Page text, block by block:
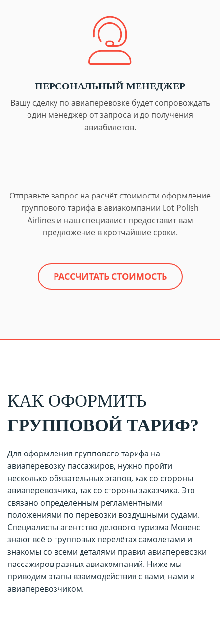
ПЕРСОНАЛЬНЫЙ МЕНЕДЖЕР
Вашу сделку по авиаперевозке будет сопровождать
один менеджер от запроса и до получения
авиабилетов.
Отправьте запрос на расчёт стоимости оформление
группового тарифа в авиакомпании Lot Polish
Airlines и наш специалист предоставит вам
предложение в кротчайшие сроки.
РАССЧИТАТЬ СТОИМОСТЬ
КАК ОФОРМИТЬ
ГРУППОВОЙ ТАРИФ?
Для оформления группового тарифа на
авиаперевозку пассажиров, нужно пройти
несколько обязательных этапов, как со стороны
авиаперевозчика, так со стороны заказчика. Это
связано определенным регламентными
положениями по перевозки воздушными судами.
Специалисты агентство делового туризма Мовенс
знают всё о групповых перелётах самолетами и
знакомы со всеми деталями правил авиаперевозки
пассажиров разных авиакомпаний. Ниже мы
приводим этапы взаимодействия с вами, нами и
авиаперевозчиком.